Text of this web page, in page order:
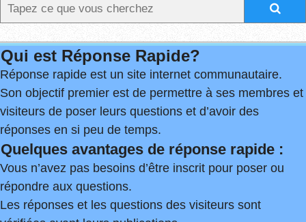
Qui est Réponse Rapide?
Réponse rapide est un site internet communautaire.
Son objectif premier est de permettre à ses membres et
visiteurs de poser leurs questions et d’avoir des
réponses en si peu de temps.
Quelques avantages de réponse rapide :
Vous n’avez pas besoins d’être inscrit pour poser ou
répondre aux questions.
Les réponses et les questions des visiteurs sont